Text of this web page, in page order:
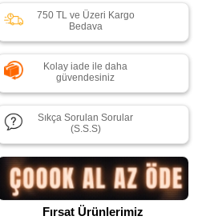
750 TL ve Üzeri Kargo
Bedava
Kolay iade ile daha
güvendesiniz
Sıkça Sorulan Sorular
(S.S.S)
Fırsat Ürünlerimiz